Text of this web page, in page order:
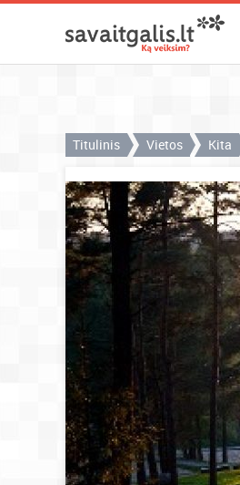
Titulinis Vietos Kita